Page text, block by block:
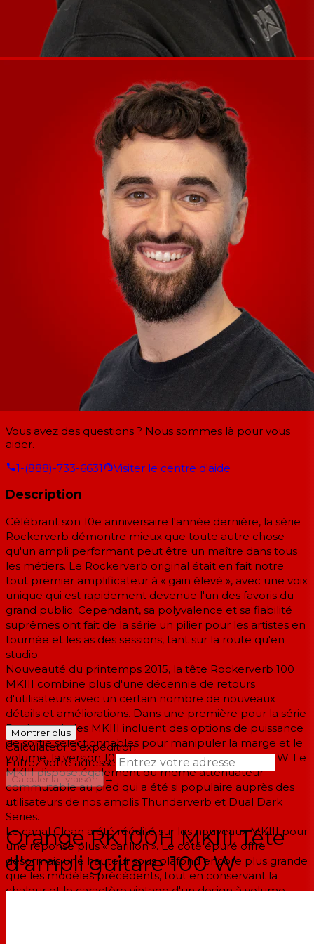
Vous avez des questions ? Nous sommes là pour vous
aider.
1-(888)-733-6631
Visiter le centre d'aide
Description
Célébrant son 10e anniversaire l'année dernière, la série
Rockerverb démontre mieux que toute autre chose
qu'un ampli performant peut être un maître dans tous
les métiers. Le Rockerverb original était en fait notre
tout premier amplificateur à « gain élevé », avec une voix
unique qui est rapidement devenue l'un des favoris du
grand public. Cependant, sa polyvalence et sa fiabilité
suprêmes ont fait de la série un pilier pour les artistes en
tournée et les as des sessions, tant sur la route qu'en
studio.
Nouveauté du printemps 2015, la tête Rockerverb 100
MKIII combine plus d'une décennie de retours
d'utilisateurs avec un certain nombre de nouveaux
détails et améliorations. Dans une première pour la série
Rockerverb, les MKIII incluent des options de puissance
de sortie sélectionnables pour manipuler la marge et le
volume, la version 100 watts passant à 70, 50 ou 30 W. Le
MKIII dispose également du même atténuateur
commutable au pied qui a été si populaire auprès des
utilisateurs de nos amplis Thunderverb et Dual Dark
Series.
Le canal Clean a été réédité sur les nouveaux MKIII pour
une réponse plus « carillon ». Le côté épuré offre
désormais une hauteur sous plafond encore plus grande
que les modèles précédents, tout en conservant la
chaleur et le caractère vintage d'un design à volume
Montrer plus
Calculateur d'expédition
Entrez votre adresse
Calculer la livraison →
--
Orange RK100H MKIII Tête
d'ampli guitare 100 W